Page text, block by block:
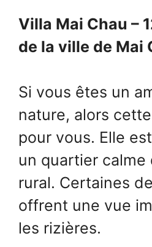
Villa Mai Chau –
de la ville de Mai
Si vous êtes un
nature, alors
pour vous. Elle
un quartier calme
rural. Certaines
offrent une vue
les rizières.